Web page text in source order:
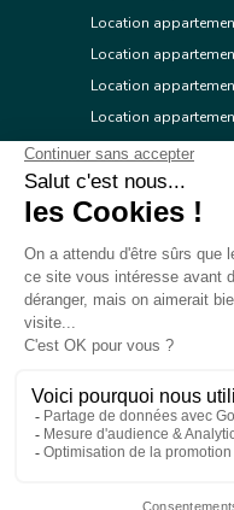
© 2026 Réseau
Location
Location
Location
Location
Location
Location
Location
Location
Location
Location